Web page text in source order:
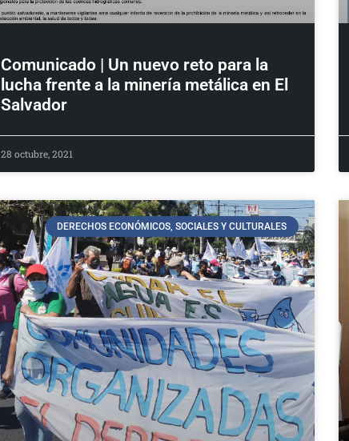
Comunicado | Un nuevo reto para la
lucha frente a la minería metálica en El
Salvador
28 octubre, 2021
DERECHOS ECONÓMICOS, SOCIALES Y CULTURALES